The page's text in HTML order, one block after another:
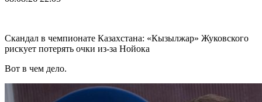
Скандал в чемпионате Казахстана: «Кызылжар» Жуковского
рискует потерять очки из-за Нойока
Вот в чем дело.